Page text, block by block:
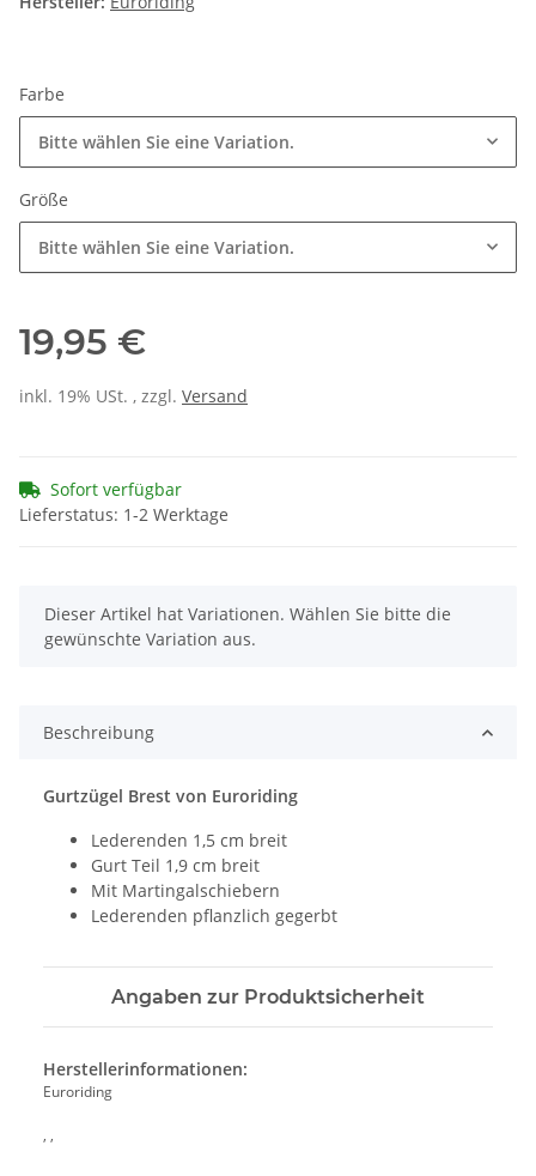
Farbe
Bitte wählen Sie eine Variation.
Größe
Bitte wählen Sie eine Variation.
19,95 €
inkl. 19% USt. , zzgl. Versand
Sofort verfügbar
Lieferstatus: 1-2 Werktage
x
Dieser Artikel hat Variationen. Wählen Sie bitte die
gewünschte Variation aus.
Beschreibung
Gurtzügel Brest von Euroriding
Lederenden 1,5 cm breit
Gurt Teil 1,9 cm breit
Mit Martingalschiebern
Lederenden pflanzlich gegerbt
Angaben zur Produktsicherheit
Herstellerinformationen:
Euroriding
, ,